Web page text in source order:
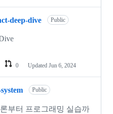
deep-dive Public
0 Updated Jun 6, 2024
Public
부터 프로그래밍 실습까